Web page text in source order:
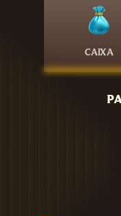
CAIXA